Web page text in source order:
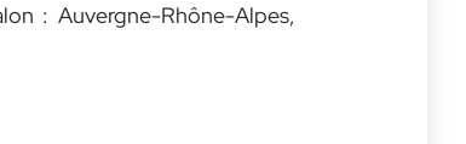
: Auvergne-Rhône-Alpes,